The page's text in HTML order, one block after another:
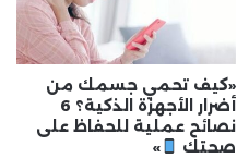
«كيف تحمي جسمك من
أضرار الأجهزة الذكية؟ 6
نصائح عملية للحفاظ على
صحتك
»